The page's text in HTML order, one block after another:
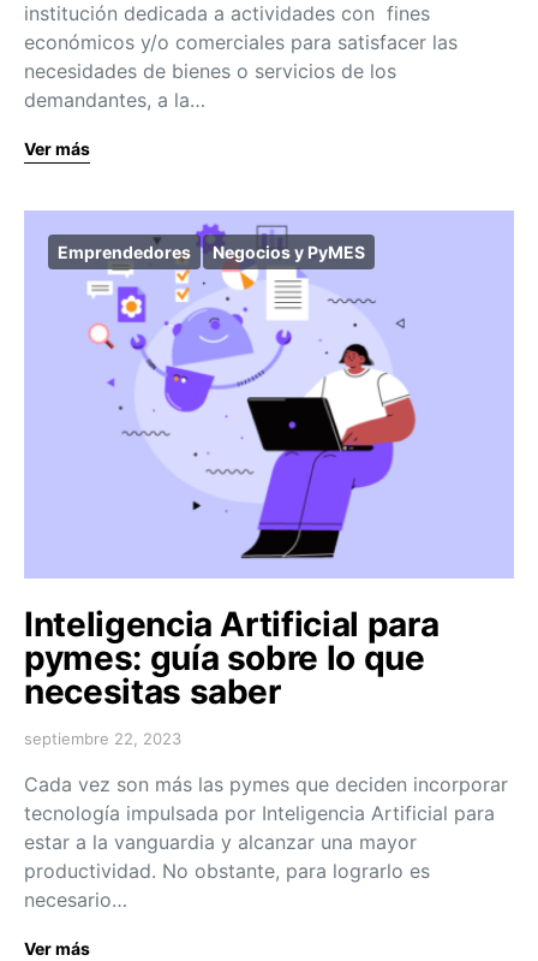
institución dedicada a actividades con fines
económicos y/o comerciales para satisfacer las
necesidades de bienes o servicios de los
demandantes, a la…
Ver más
Emprendedores Negocios y PyMES
Inteligencia Artificial para
pymes: guía sobre lo que
necesitas saber
septiembre 22, 2023
Cada vez son más las pymes que deciden incorporar
tecnología impulsada por Inteligencia Artificial para
estar a la vanguardia y alcanzar una mayor
productividad. No obstante, para lograrlo es
necesario…
Ver más